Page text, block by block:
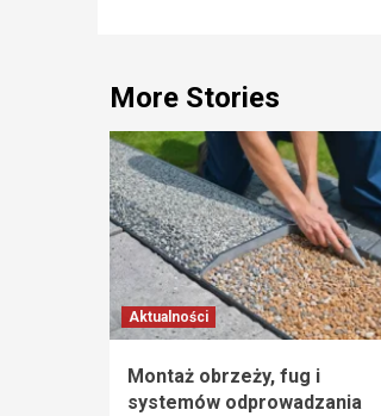
More Stories
Aktualności
Montaż obrzeży, fug i
systemów odprowadzania